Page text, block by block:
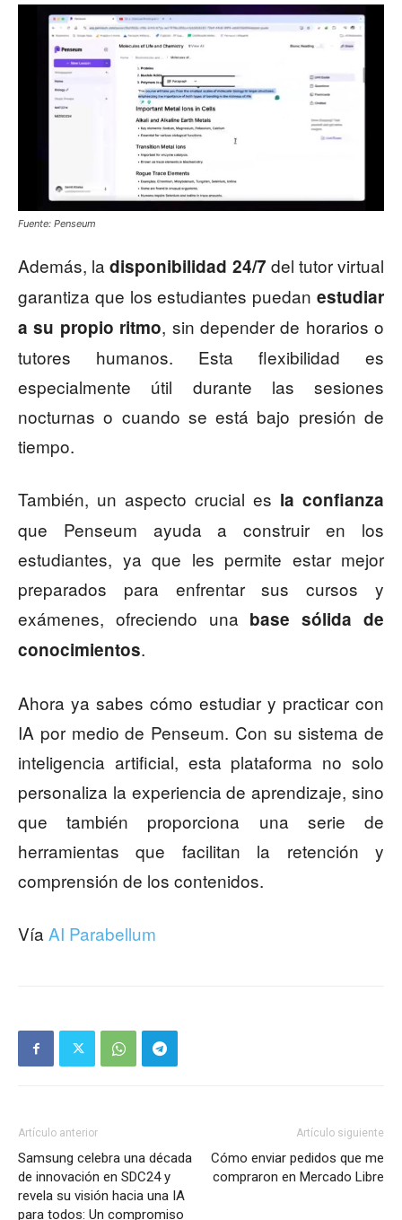
Fuente: Penseum
Además, ladisponibilidad 24/7 del tutor virtual
garantiza que los estudiantes puedan estudiar
a su propio ritmo, sin depender de horarios o
tutores humanos. Esta flexibilidad es
especialmente útil durante las sesiones
nocturnas o cuando se está bajo presión de
tiempo.
También, un aspecto crucial es la confianza
que Penseum ayuda a construir en los
estudiantes, ya que les permite estar mejor
preparados para enfrentar sus cursos y
exámenes, ofreciendo una base sólida de
conocimientos.
Ahora ya sabes cómo estudiar y practicar con
IA por medio de Penseum. Con su sistema de
inteligencia artificial, esta plataforma no solo
personaliza la experiencia de aprendizaje, sino
que también proporciona una serie de
herramientas que facilitan la retención y
comprensión de los contenidos.
Vía AI Parabellum
Artículo anterior
Samsung celebra una década
de innovación en SDC24 y
revela su visión hacia una IA
para todos: Un compromiso
Artículo siguiente
Cómo enviar pedidos que me
compraron en Mercado Libre